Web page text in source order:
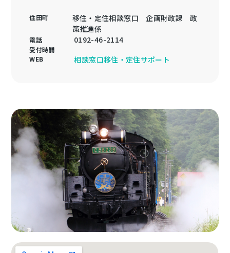
住田町
移住・定住相談窓口 企画財政課 政
策推進係
電話 0192-46-2114
受付時間
WEB
相談窓口移住・定住サポート